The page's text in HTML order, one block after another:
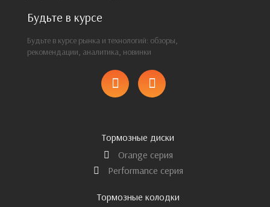
Будьте в курсе
Будьте в курсе рынка и технологий: обзоры,
рекомендации, аналитика, новинки
Тормозные диски
Orange серия
Performance серия
Тормозные колодки